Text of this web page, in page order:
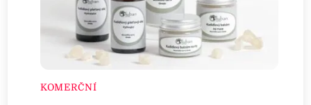
KOMERČNÍ